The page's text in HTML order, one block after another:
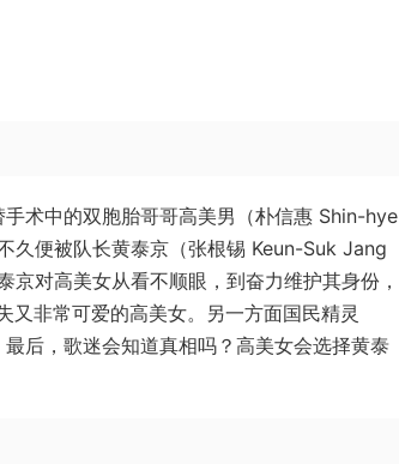
术中的双胞胎哥哥高美男（朴信惠 Shin-hye
久便被队长黄泰京（张根锡 Keun-Suk Jang
对高美女从看不顺眼，到奋力维护其身份，
非常可爱的高美女。另一方面国民精灵
后，歌迷会知道真相吗？高美女会选择黄泰